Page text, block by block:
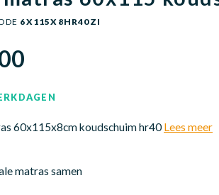
6X115X8HR40ZI
60x115x8cm koudschuim hr40 Lees meer
matras samen